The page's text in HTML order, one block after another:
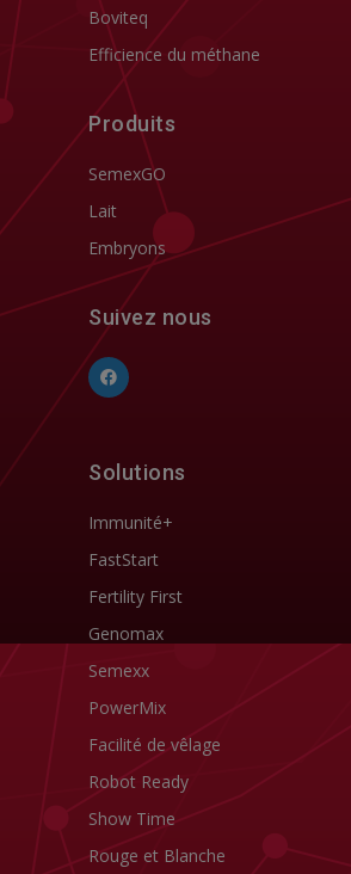
Boviteq
Efficience du méthane
Produits
SemexGO
Lait
Embryons
Suivez nous
Solutions
Immunité+
FastStart
Fertility First
Genomax
Semexx
PowerMix
Facilité de vêlage
Robot Ready
Show Time
Rouge et Blanche